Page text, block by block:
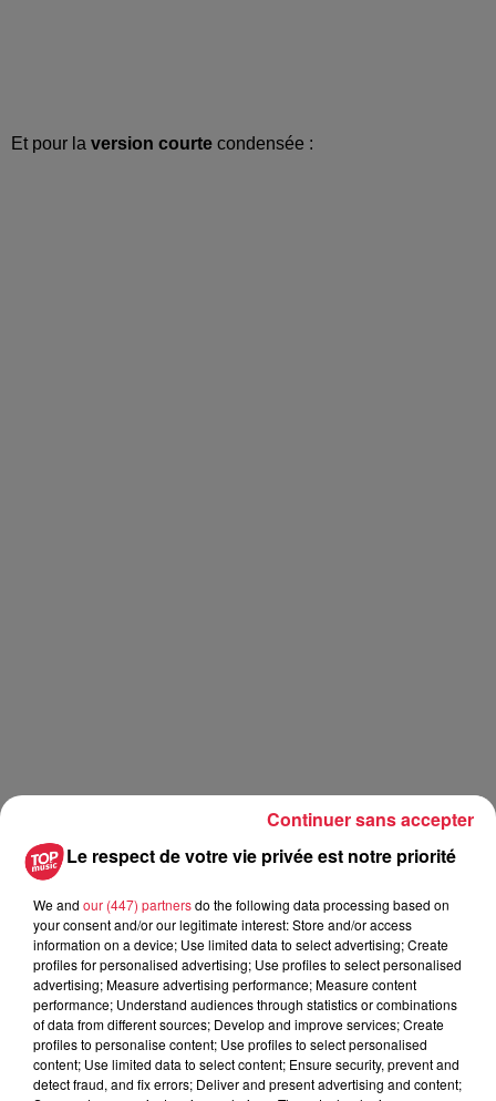
Et pour la version courte condensée :
A lire également :
Estelle Challenge : spa, maillot de bain et petits canards
L'omelette 2 étoiles avec Olivier Nasti
Charly et Estelle s'aventurent dans la forêt interdite de
Harry Potter à Bruxelles
Publié : 17 mars 2023 à 7h18 - Modifié : 17 mars 2023 à
8h54 Rédaction Top Music
Le respect de votre vie privée est notre priorité
We and our (447) partnersdo the following data processing based on
your consent and/or our legitimate interest: Store and/or access
information on a device; Use limited data to select advertising; Create
profiles for personalised advertising; Use profiles to select personalised
advertising; Measure advertising performance; Measure content
performance; Understand audiences through statistics or combinations
of data from different sources; Develop and improve services; Create
profiles to personalise content; Use profiles to select personalised
content; Use limited data to select content; Ensure security, prevent and
detect fraud, and fix errors; Deliver and present advertising and content;
Continuer sans accepter